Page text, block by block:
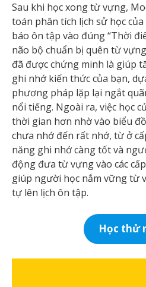
Sau khi học xong từ vựng,
toán phân tích lịch sử học
báo ôn tập vào đúng “Thời
não bộ chuẩn bị quên từ
đã được chứng minh là giúp
ghi nhớ kiến thức của bạn,
phương pháp lặp lại ngắt
nổi tiếng. Ngoài ra, việc học
thời gian hơn nhờ vào biểu
chưa nhớ đến rất nhớ, từ ở
năng ghi nhớ càng tốt và
động đưa từ vựng vào các
giúp người học nắm vững từ
tự lên lịch ôn tập.
Học thử